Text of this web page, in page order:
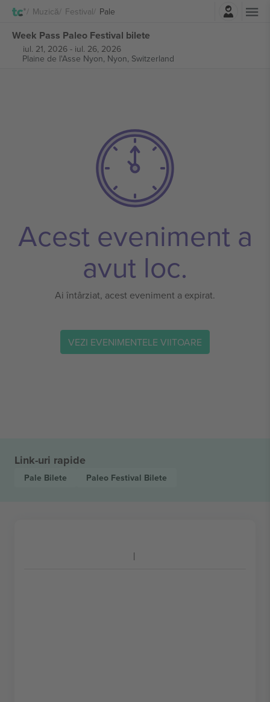
Muzică Festival Pale
Week Pass Paleo Festival bilete
iul. 21, 2026- iul. 26, 2026
Plaine de l'Asse Nyon, Nyon, Switzerland
Acest eveniment a
avut loc.
Ai întârziat, acest eveniment a expirat.
VEZI EVENIMENTELE VIITOARE
Link-uri rapide
Pale Bilete Paleo Festival Bilete